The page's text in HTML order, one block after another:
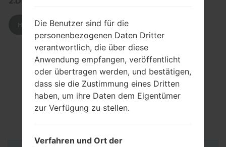
HERUNTERLADEN
Die Benutzer sind für die
personenbezogenen Daten Dritter
verantwortlich, die über diese
Anwendung empfangen, veröffentlicht
oder übertragen werden, und bestätigen,
dass sie die Zustimmung eines Dritten
haben, um ihre Daten dem Eigentümer
zur Verfügung zu stellen.
Verfahren und Ort der